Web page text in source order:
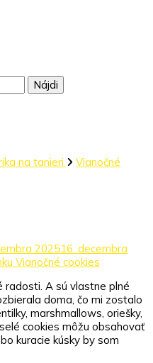
na tanieri
Vianočné
202516. decembra
Vianočné cookies
radosti. A sú vlastne plné
doma, čo mi zostalo
marshmallows, oriešky,
cookies môžu obsahovať
kuracie kúsky by som